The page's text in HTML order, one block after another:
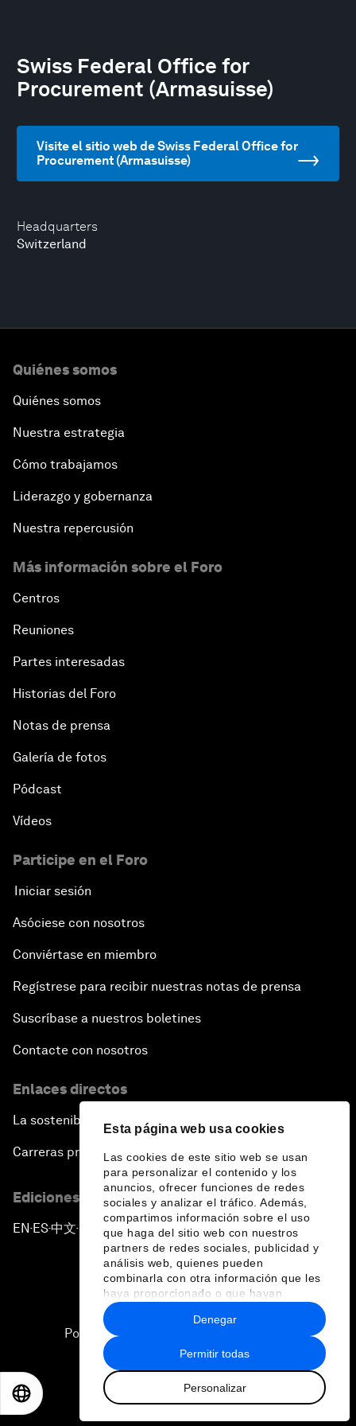
Esta página web usa cookies
Las cookies de este sitio web se usan
para personalizar el contenido y los
anuncios, ofrecer funciones de redes
sociales y analizar el tráfico. Además,
compartimos información sobre el uso
que haga del sitio web con nuestros
partners de redes sociales, publicidad y
análisis web, quienes pueden
combinarla con otra información que les
haya proporcionado o que hayan
recopilado a partir del uso que haya
hecho de sus servicios.
Permitir todas
Personalizar
Denegar
Headquarters
Switzerland
Swiss Federal Office for
Procurement (Armasuisse)
Visite el sitio web de Swiss Federal Office for
Procurement (Armasuisse)
Quiénes somos
Quiénes somos
Nuestra estrategia
Cómo trabajamos
Liderazgo y gobernanza
Nuestra repercusión
Más información sobre el Foro
Centros
Reuniones
Partes interesadas
Historias del Foro
Notas de prensa
Galería de fotos
Pódcast
Vídeos
Participe en el Foro
Iniciar sesión
Asóciese con nosotros
Conviértase en miembro
Regístrese para recibir nuestras notas de prensa
Suscríbase a nuestros boletines
Contacte con nosotros
Enlaces directos
La sostenibilidad en el Foro
Carreras profesionales
Ediciones en otros idiomas
EN ▪ES▪中文▪ 日本語
Política de privacidad y normas de uso
Sitemap
2026 Foro Económico Mundial